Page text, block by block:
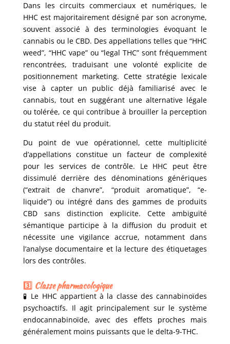
Dans les circuits commerciaux et numériques, le
HHC est majoritairement désigné par son acronyme,
souvent associé à des terminologies évoquant le
cannabis ou le CBD. Des appellations telles que “HHC
weed”, “HHC vape” ou “legal THC” sont fréquemment
rencontrées, traduisant une volonté explicite de
positionnement marketing. Cette stratégie lexicale
vise à capter un public déjà familiarisé avec le
cannabis, tout en suggérant une alternative légale
ou tolérée, ce qui contribue à brouiller la perception
du statut réel du produit.
Du point de vue opérationnel, cette multiplicité
d’appellations constitue un facteur de complexité
pour les services de contrôle. Le HHC peut être
dissimulé derrière des dénominations génériques
(“extrait de chanvre”, “produit aromatique”, “e-
liquide”) ou intégré dans des gammes de produits
CBD sans distinction explicite. Cette ambiguïté
sémantique participe à la diffusion du produit et
nécessite une vigilance accrue, notamment dans
l’analyse documentaire et la lecture des étiquetages
lors des contrôles.
3️⃣ Classe pharmacologique
🧪 Le HHC appartient à la classe des cannabinoïdes
psychoactifs. Il agit principalement sur le système
endocannabinoïde, avec des effets proches mais
généralement moins puissants que le delta-9-THC.